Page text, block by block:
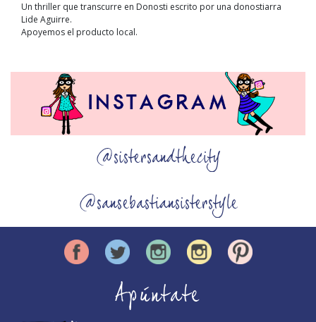
Un thriller que transcurre en Donosti escrito por una donostiarra
Lide Aguirre.
Apoyemos el producto local.
@sistersandthecity
@sansebastiansisterstyle
Apúntate